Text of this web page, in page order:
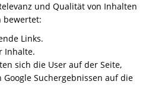
und Qualität von Inhalten
bewertet:
Links.
Inhalte.
sich die User auf der Seite,
Google Suchergebnissen auf die